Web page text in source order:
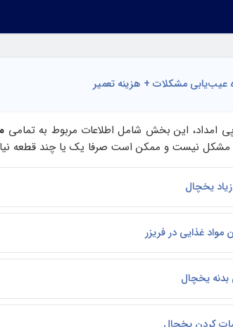
مشکلات + هزینه تعمیر
امداد، این بخش شامل اطلاعات مربوط به تمامی
نیست و ممکن است صرفا یک یا چند قطعه نیاز
یخچال
غذایی در فریزر
یخچال